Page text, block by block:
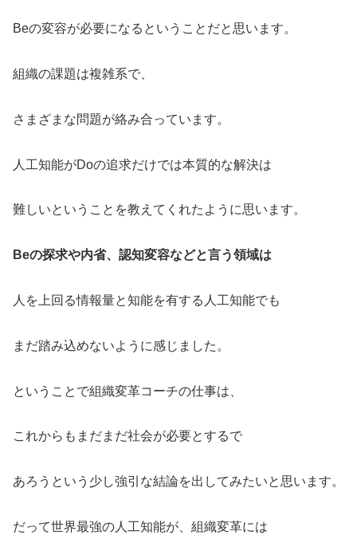
Beの変容が必要になるということだと思います。
組織の課題は複雑系で、
さまざまな問題が絡み合っています。
人工知能がDoの追求だけでは本質的な解決は
難しいということを教えてくれたように思います。
Beの探求や内省、認知変容などと言う領域は
人を上回る情報量と知能を有する人工知能でも
まだ踏み込めないように感じました。
ということで組織変革コーチの仕事は、
これからもまだまだ社会が必要とするで
あろうという少し強引な結論を出してみたいと思います。
だって世界最強の人工知能が、組織変革には